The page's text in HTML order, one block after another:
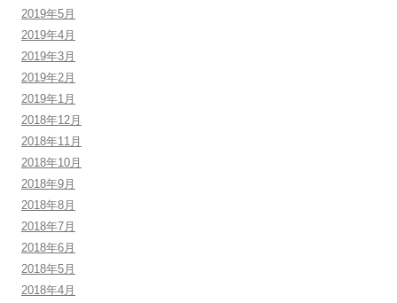
2019年5月
2019年4月
2019年3月
2019年2月
2019年1月
2018年12月
2018年11月
2018年10月
2018年9月
2018年8月
2018年7月
2018年6月
2018年5月
2018年4月